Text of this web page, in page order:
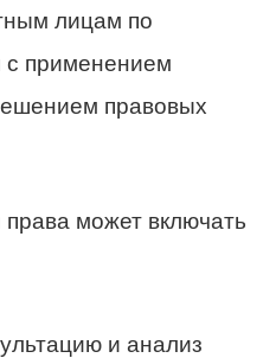
лицам по
с применением
правовых
права может включать
и анализ